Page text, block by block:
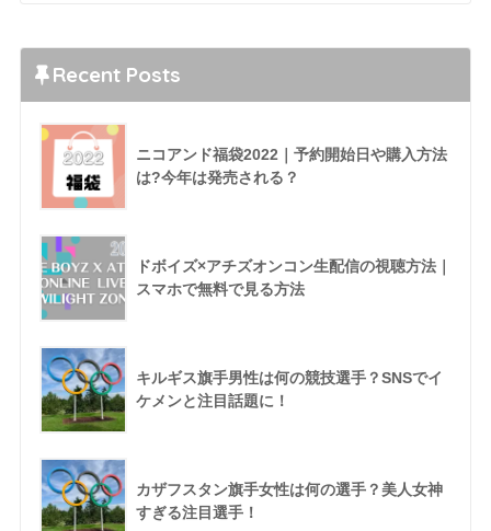
Recent Posts
ニコアンド福袋2022｜予約開始日や購入方法
は?今年は発売される？
ドボイズ×アチズオンコン生配信の視聴方法｜
スマホで無料で見る方法
キルギス旗手男性は何の競技選手？SNSでイ
ケメンと注目話題に！
カザフスタン旗手女性は何の選手？美人女神
すぎる注目選手！